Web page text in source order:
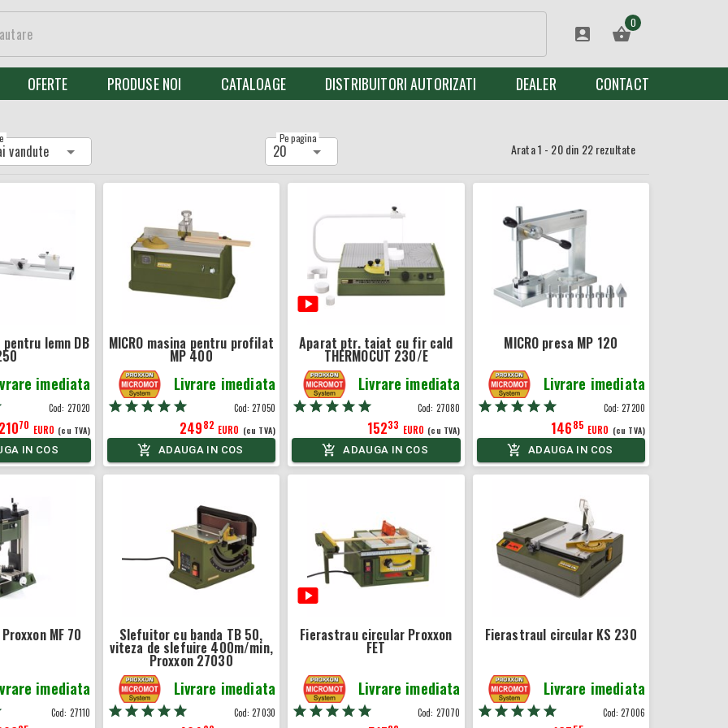
0
OFERTE PRODUSE NOI CATALOAGE DISTRIBUITORI AUTORIZATI DEALER CONTACT
vandute 20
Pe pagina
Arata1 - 20din 22rezultate
pentru lemn DB
imediata
Cod: 27020
21070 EURO (cu TVA)
IN COS
MICRO masina pentru profilat
MP 400
Livrare imediata
Cod:27050
24982 EURO (cu TVA)
ADAUGA IN COS
Aparat ptr. taiat cu fir cald
THERMOCUT 230/E
Livrare imediata
Cod: 27080
15233 EURO (cu TVA)
ADAUGA IN COS
MICRO presa MP 120
Livrare imediata
Cod:27200
14685 EURO (cu TVA)
ADAUGA IN COS
MF 70
imediata
Cod: 27110
Slefuitor cu banda TB 50,
viteza de slefuire 400m/min,
Proxxon 27030
Livrare imediata
Cod:27030
Fierastrau circular Proxxon
FET
Livrare imediata
Cod: 27070
Fierastraul circular KS 230
Livrare imediata
Cod:27006